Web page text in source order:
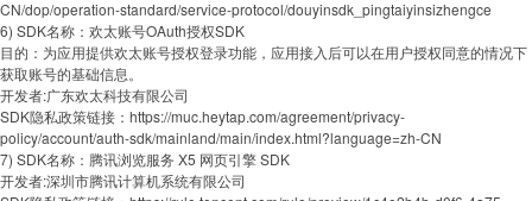
CN/dop/operation-standard/service-protocol/douyinsdk_pingtaiyinsizhengce
6) SDK名称：欢太账号OAuth授权SDK
目的：为应用提供欢太账号授权登录功能，应用接入后可以在用户授权同意的情况下
获取账号的基础信息。
开发者:广东欢太科技有限公司
SDK隐私政策链接：https://muc.heytap.com/agreement/privacy-
policy/account/auth-sdk/mainland/main/index.html?language=zh-CN
7) SDK名称：腾讯浏览服务 X5 网页引擎 SDK
开发者:深圳市腾讯计算机系统有限公司